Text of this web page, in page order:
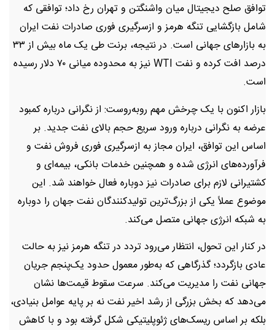
توافق صلح دیجیتال میان واشنگتن و تهران رخ داد؛ توافقی که
شامل بازگشایی تنگه هرمز و ازسرگیری فوری صادرات نفت ایران
به بازارهای جهانی است. در نتیجه، برنت طی یک ماه بیش از ۳۳
درصد افت کرده و نفت WTI نیز به محدوده میانی ۷۰ دلار رسیده
است.
بازار اکنون با یک چرخش مهم روبه‌روست: از نگرانی درباره کمبود
عرضه به نگرانی درباره ورود سریع حجم بالای نفت جدید. بر
اساس این توافق، ایران مجاز به ازسرگیری فوری فروش نفت و
فرآورده‌های انرژی شده و همچنین خدمات بانکی، بیمه‌ای و
کشتیرانی لازم برای صادرات نیز دوباره فعال خواهند شد. این
موضوع عملاً یکی از بزرگ‌ترین تولیدکنندگان نفت جهان را دوباره
به شبکه انرژی جهانی متصل می‌کند.
در کنار این تحول، انتظار می‌رود تردد در تنگه هرمز نیز به حالت
عادی بازگردد؛ گذرگاهی که به‌طور معمول حدود یک‌پنجم جریان
جهانی نفت را مدیریت می‌کند. سرعت سقوط قیمت‌ها نشان
می‌دهد که بخش بزرگی از رشد اخیر نفت نه بر پایه عوامل بنیادی،
بلکه بر اساس ریسک‌های ژئوپلیتیکی شکل گرفته بود و با کاهش